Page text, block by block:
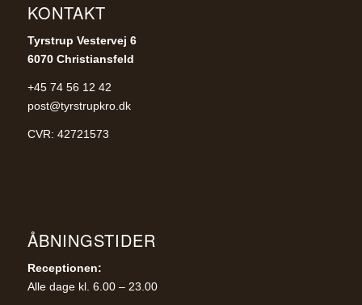
KONTAKT
Tyrstrup Vestervej 6
6070 Christiansfeld
+45 74 56 12 42
post@tyrstrupkro.dk
CVR: 42721573
ÅBNINGSTIDER
Receptionen:
Alle dage kl. 6.00 – 23.00